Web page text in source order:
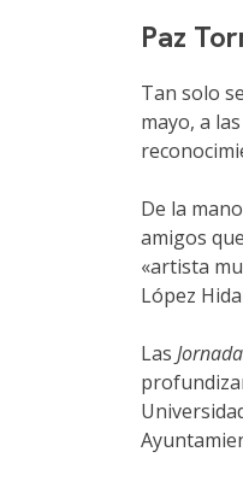
Paz
Tan solo
mayo, a
De la
amigos
«artista
López
Las